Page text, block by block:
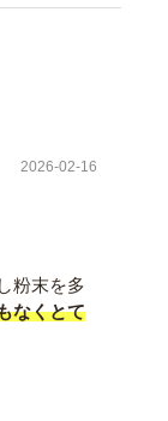
2026-02-16
粉末を多
なくとて